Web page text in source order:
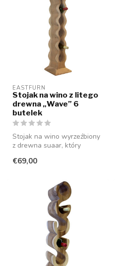
EASTFURN
Stojak na wino z litego
drewna „Wave” 6
butelek
Stojak na wino wyrzeźbiony
z drewna suaar, który
(w...
€69,00